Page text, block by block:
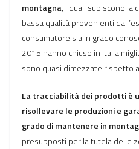
montagna, i quali subiscono la
bassa qualità provenienti
consumatore sia in grado
2015 hanno chiuso in Italia
sono quasi dimezzate rispetto
La tracciabilità dei prodotti è
risollevare le produzioni e
grado di mantenere in
presupposti per la tutela delle